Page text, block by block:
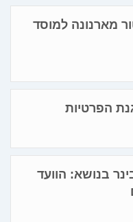
מארנונה למוסד
בנושא: הוועד